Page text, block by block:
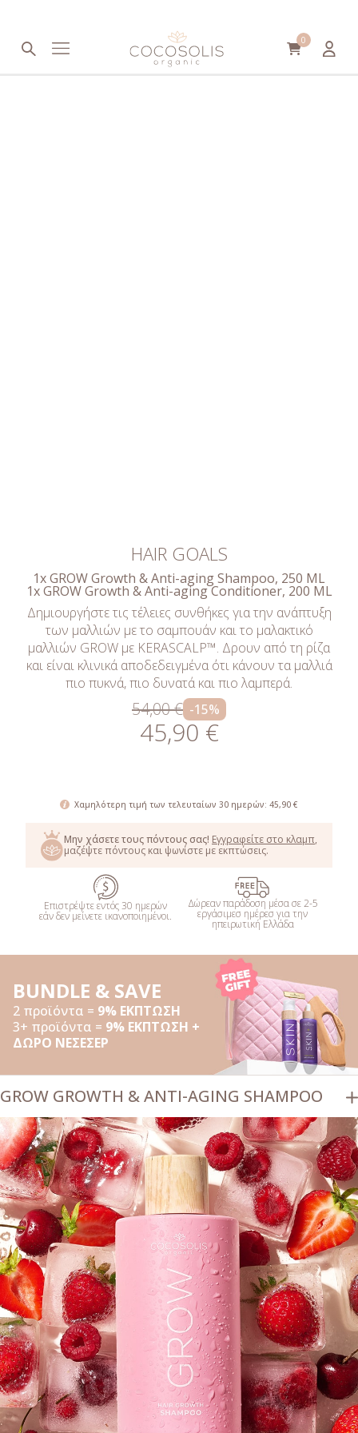
0
HAIR GOALS
1x GROW Growth & Anti-aging Shampoo, 250 ML
1x GROW Growth & Anti-aging Conditioner, 200 ML
Δημιουργήστε τις τέλειες συνθήκες για την ανάπτυξη
των μαλλιών με το σαμπουάν και το μαλακτικό
μαλλιών GROW με KERASCALP™. Δρουν από τη ρίζα
και είναι κλινικά αποδεδειγμένα ότι κάνουν τα μαλλιά
πιο πυκνά, πιο δυνατά και πιο λαμπερά.
54,00 € -15%
45,90 €
Χαμηλότερη τιμή των τελευταίων 30 ημερών: 45,90 €
Μην χάσετε τους πόντους σας! Εγγραφείτε στο κλαμπ,
μαζέψτε πόντους και ψωνίστε με εκπτώσεις.
Επιστρέψτε εντός 30 ημερών
εάν δεν μείνετε ικανοποιημένοι.
Δώρεαν παράδοση μέσα σε 2-5
εργάσιμεσ ημέρεσ για την
ηπειρωτική Ελλάδα
BUNDLE & SAVE
2 προϊόντα = 9% ΕΚΠΤΩΣΗ
3+ προϊόντα = 9% ΕΚΠΤΩΣΗ +
ΔΩΡΟ ΝΕΣΕΣΕΡ
GROW GROWTH & ANTI-AGING SHAMPOO